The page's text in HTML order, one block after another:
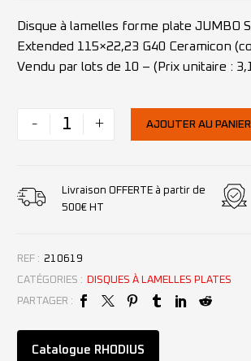
Disque à lamelles forme plate JUMBO
Extended 115×22,23 G40 Ceramicon
Vendu par lots de 10 – (Prix unitaire :
- + AJOUTER AU PANIER
Livraison OFFERTE à partir de
500€ HT
REF : 210619
CATÉGORIES :
DISQUES À LAMELLES PLATES
PARTAGER :
Catalogue RHODIUS